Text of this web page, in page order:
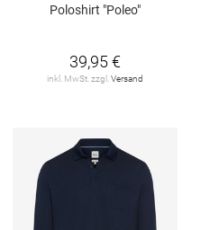
Poloshirt "Poleo"
39,95 €
inkl. MwSt. zzgl.Versand